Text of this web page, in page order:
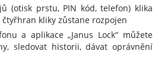
(otisk prstu, PIN kód, telefon) klika
čtyřhran kliky zůstane rozpojen
a aplikace „Janus Lock“ můžete
sledovat historii, dávat oprávnění